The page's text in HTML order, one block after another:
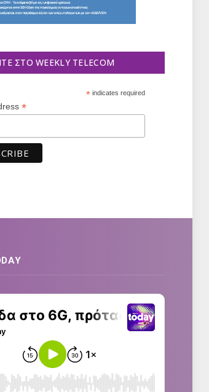
ΣΤΟ WEEKLY TELECOM
*indicates required
*